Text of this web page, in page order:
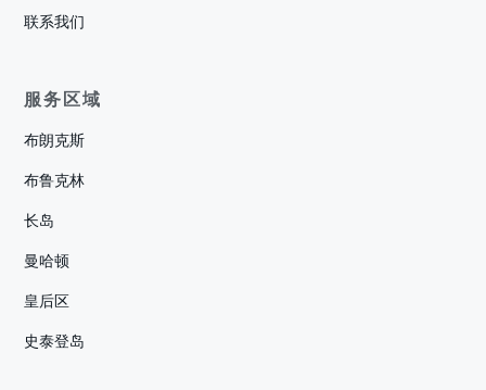
联系我们
服务区域
布朗克斯
布鲁克林
长岛
曼哈顿
皇后区
史泰登岛